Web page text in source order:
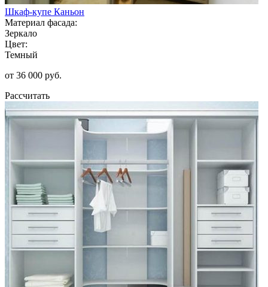
Шкаф-купе Каньон
Материал фасада:
Зеркало
Цвет:
Темный
от 36 000 руб.
Рассчитать